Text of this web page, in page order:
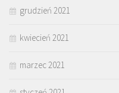
grudzień 2021
kwiecień 2021
marzec 2021